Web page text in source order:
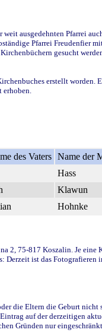
ausgedehnten Pfarrei
Pfarrei Freudenfier
gesucht
erstellt worden.
des Vaters Name der
Hass
Klawun
Hohnke
2, 75-817 Koszalin. Je eine
ist das Fotografieren
die Eltern die Geburt nicht
auf der derzeitigen
Gründen nur